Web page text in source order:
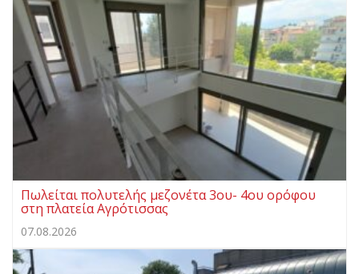
Πωλείται πολυτελής μεζονέτα 3ου- 4ου ορόφου
στη πλατεία Αγρότισσας
07.08.2026